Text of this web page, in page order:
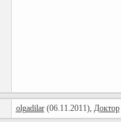
olgadilar(06.11.2011), Доктор